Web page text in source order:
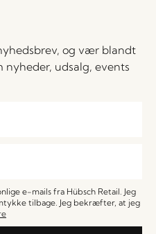
og vær blandt
nyheder, udsalg, events
e-mails fra Hübsch Retail. Jeg
tilbage. Jeg bekræfter, at jeg